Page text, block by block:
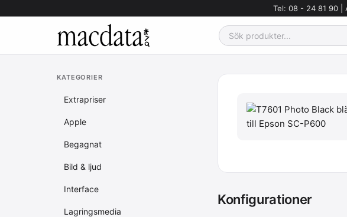
Tel: 08 - 24 81 90 |
KATEGORIER
Extrapriser
Apple
Begagnat
Bild & ljud
Interface
Lagringsmedia
Konfigurationer